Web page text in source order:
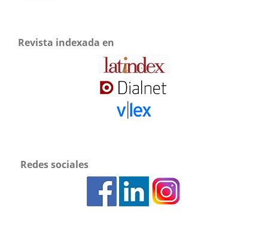
Revista indexada en
Redes sociales